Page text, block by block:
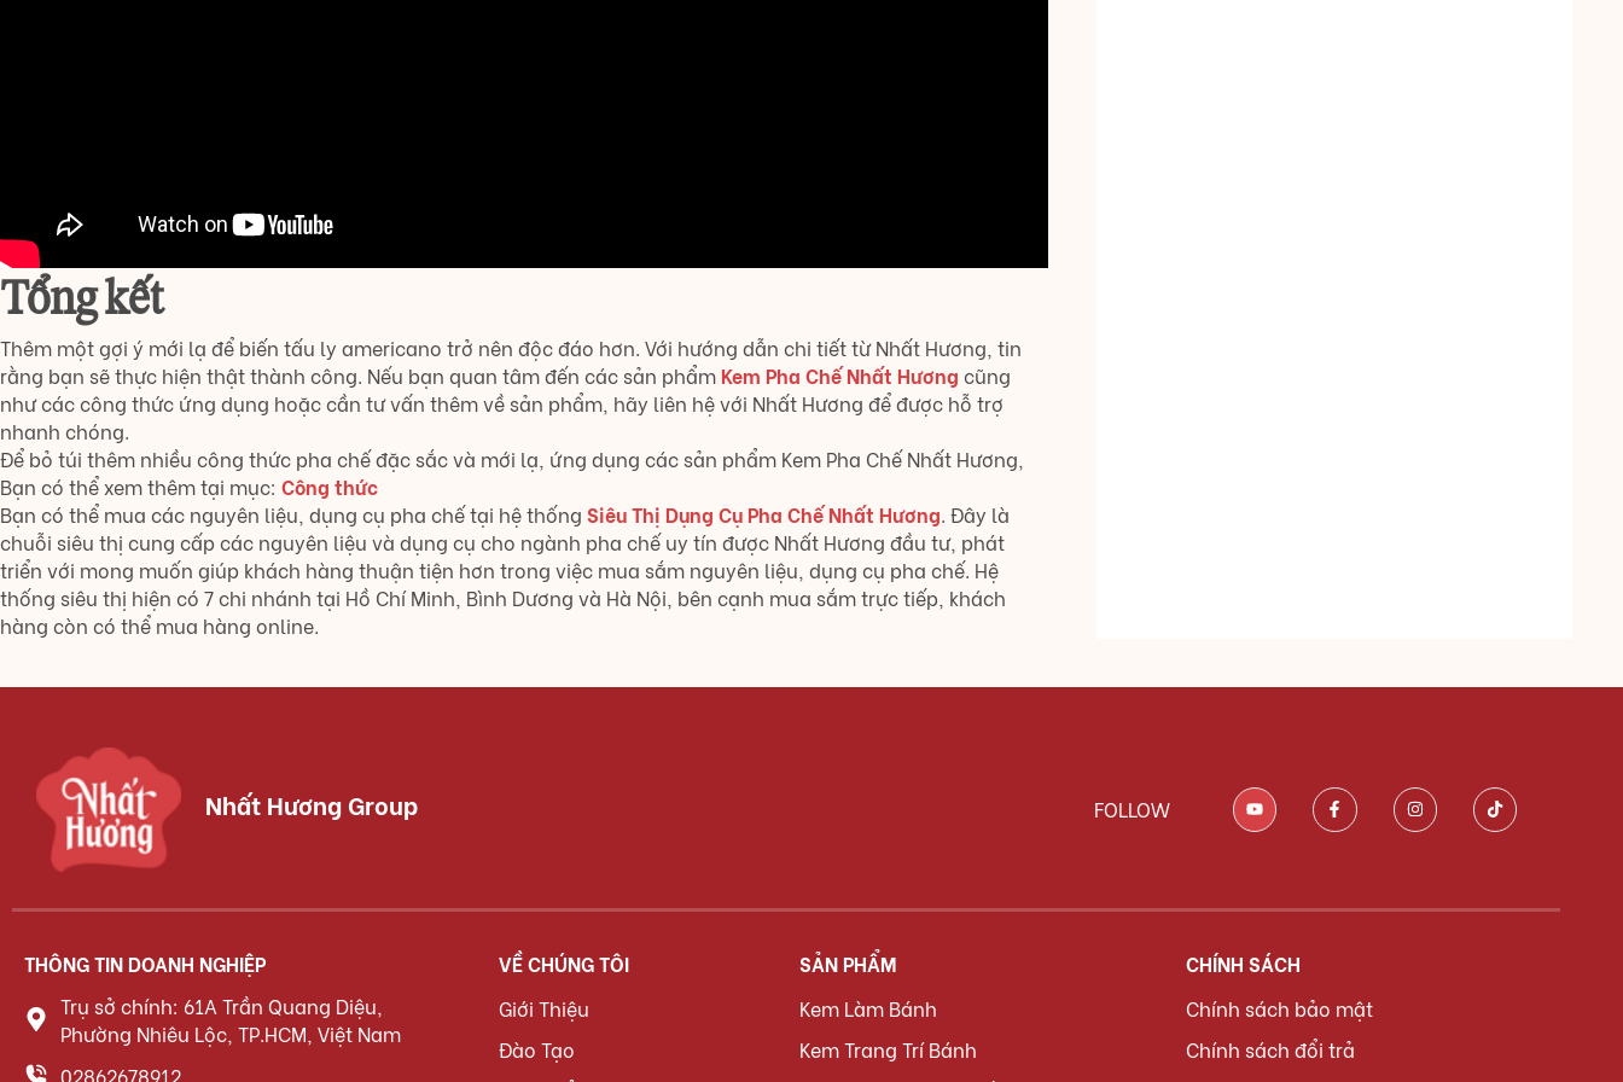
Tổng kết
Thêm một gợi ý mới lạ để biến tấu ly americano trở nên độc đáo hơn. Với hướng dẫn chi tiết từ Nhất Hương, tin
rằng bạn sẽ thực hiện thật thành công. Nếu bạn quan tâm đến các sản phẩm Kem Pha Chế Nhất Hương cũng
như các công thức ứng dụng hoặc cần tư vấn thêm về sản phẩm, hãy liên hệ với Nhất Hương để được hỗ trợ
nhanh chóng.
Để bỏ túi thêm nhiều công thức pha chế đặc sắc và mới lạ, ứng dụng các sản phẩm Kem Pha Chế Nhất Hương,
Bạn có thể xem thêm tại mục: Công thức
Bạn có thể mua các nguyên liệu, dụng cụ pha chế tại hệ thống Siêu Thị Dụng Cụ Pha Chế Nhất Hương. Đây là
chuỗi siêu thị cung cấp các nguyên liệu và dụng cụ cho ngành pha chế uy tín được Nhất Hương đầu tư, phát
triển với mong muốn giúp khách hàng thuận tiện hơn trong việc mua sắm nguyên liệu, dụng cụ pha chế. Hệ
thống siêu thị hiện có 7 chi nhánh tại Hồ Chí Minh, Bình Dương và Hà Nội, bên cạnh mua sắm trực tiếp, khách
hàng còn có thể mua hàng online.
Nhất Hương Group FOLLOW
THÔNG TIN DOANH NGHIỆP
Trụ sở chính: 61A Trần Quang Diệu,
Phường Nhiêu Lộc, TP.HCM, Việt Nam
02862678912
VỀ CHÚNG TÔI
Giới Thiệu
Đào Tạo
SẢN PHẨM
Kem Làm Bánh
Kem Trang Trí Bánh
CHÍNH SÁCH
Chính sách bảo mật
Chính sách đổi trả